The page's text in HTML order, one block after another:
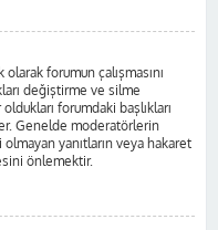
forumun çalışmasını
değiştirme ve silme
forumdaki başlıkları
Genelde moderatörlerin
yanıtların veya hakaret
önlemektir.